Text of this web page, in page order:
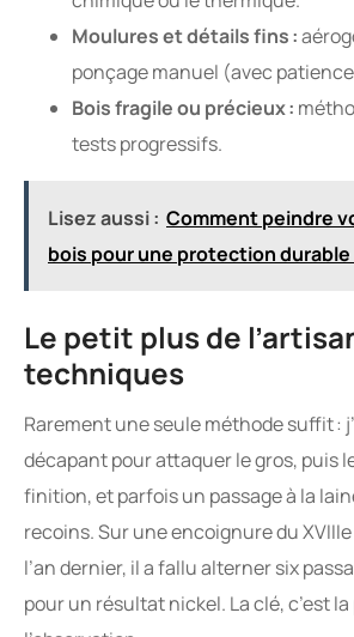
Moulures et détails fins :
ponçage manuel (avec
Bois fragile ou précieux :
tests progressifs.
Lisez aussi : Comment peindre
bois pour une protection durable
Le petit plus de
techniques
Rarement une seule méthode suffit :
décapant pour attaquer le gros, puis
finition, et parfois un passage à la
recoins. Sur une encoignure du
l’an dernier, il a fallu alterner six
pour un résultat nickel. La clé, c’est